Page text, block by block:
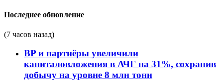
Последнее обновление
(7 часов назад)
BP и партнёры увеличили
капиталовложения в АЧГ на 31%, сохранив
добычу на уровне 8 млн тонн